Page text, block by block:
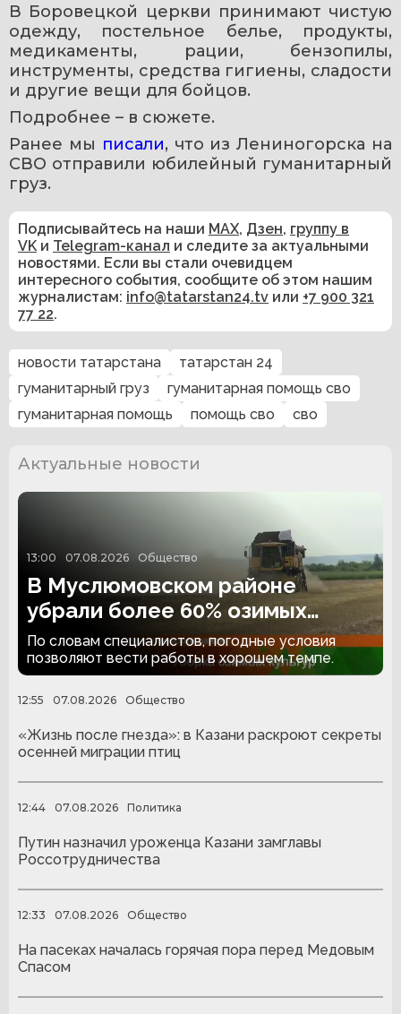
В Боровецкой церкви принимают чистую
одежду, постельное белье, продукты,
медикаменты, рации, бензопилы,
инструменты, средства гигиены, сладости
и другие вещи для бойцов.
Подробнее – в сюжете.
Ранее мы писали, что из Лениногорска на
СВО отправили юбилейный гуманитарный
груз.
Подписывайтесь на наши MAX, Дзен, группу в
VK и Telegram-канал и следите за актуальными
новостями. Если вы стали очевидцем
интересного события, сообщите об этом нашим
журналистам: info@tatarstan24.tv или +7 900 321
77 22.
новости татарстана
татарстан 24
гуманитарный груз
гуманитарная помощь сво
гуманитарная помощь
помощь сво сво
Актуальные новости
13:00 07.08.2026 Общество
В Муслюмовском районе
убрали более 60% озимых
культур
По словам специалистов, погодные условия
позволяют вести работы в хорошем темпе.
12:55 07.08.2026 Общество
«Жизнь после гнезда»: в Казани раскроют секреты
осенней миграции птиц
12:44 07.08.2026 Политика
Путин назначил уроженца Казани замглавы
Россотрудничества
12:33 07.08.2026 Общество
На пасеках началась горячая пора перед Медовым
Спасом